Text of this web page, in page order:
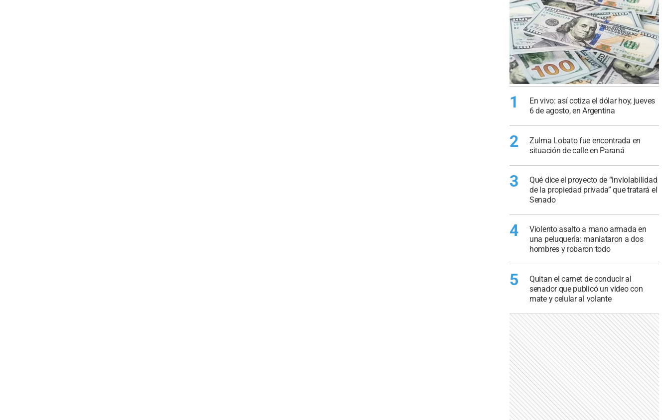
1
En vivo: así cotiza el dólar hoy, jueves
6 de agosto, en Argentina
2
Zulma Lobato fue encontrada en
situación de calle en Paraná
3
Qué dice el proyecto de “inviolabilidad
de la propiedad privada” que tratará el
Senado
4
Violento asalto a mano armada en
una peluquería: maniataron a dos
hombres y robaron todo
5
Quitan el carnet de conducir al
senador que publicó un video con
mate y celular al volante